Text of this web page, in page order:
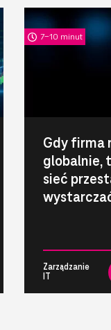
7-10 minut
Gdy firma
globalnie,
sieć
Zarządzanie